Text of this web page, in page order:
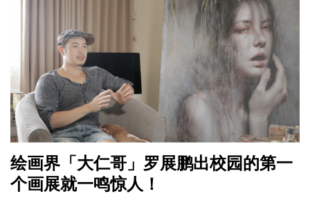
绘画界「大仁哥」罗展鹏出校园的第一
个画展就一鸣惊人！